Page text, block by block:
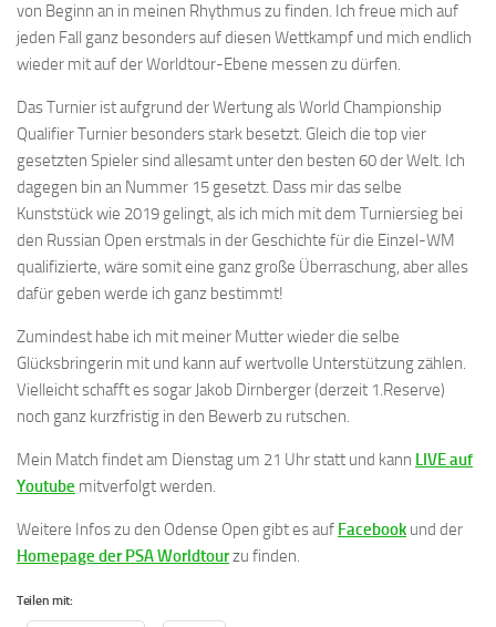
von Beginn an in meinen Rhythmus zu finden. Ich freue mich auf
jeden Fall ganz besonders auf diesen Wettkampf und mich endlich
wieder mit auf der Worldtour-Ebene messen zu dürfen.
Das Turnier ist aufgrund der Wertung als World Championship
Qualifier Turnier besonders stark besetzt. Gleich die top vier
gesetzten Spieler sind allesamt unter den besten 60 der Welt. Ich
dagegen bin an Nummer 15 gesetzt. Dass mir das selbe
Kunststück wie 2019 gelingt, als ich mich mit dem Turniersieg bei
den Russian Open erstmals in der Geschichte für die Einzel-WM
qualifizierte, wäre somit eine ganz große Überraschung, aber alles
dafür geben werde ich ganz bestimmt!
Zumindest habe ich mit meiner Mutter wieder die selbe
Glücksbringerin mit und kann auf wertvolle Unterstützung zählen.
Vielleicht schafft es sogar Jakob Dirnberger (derzeit 1.Reserve)
noch ganz kurzfristig in den Bewerb zu rutschen.
Mein Match findet am Dienstag um 21 Uhr statt und kann LIVE auf
Youtube mitverfolgt werden.
Weitere Infos zu den Odense Open gibt es auf Facebook und der
Homepage der PSA Worldtourzu finden.
Teilen mit: